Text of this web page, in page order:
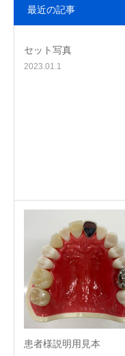
最近の記事
セット写真
2023.01.1
患者様説明用見本